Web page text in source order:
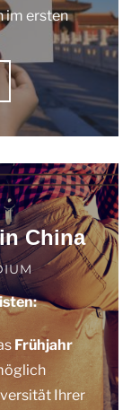
im ersten
China
Frühjahr
Ihrer